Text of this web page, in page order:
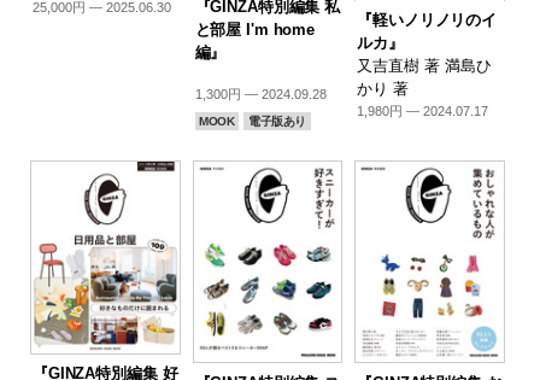
25,000円 — 2025.06.30
『GINZA特別編集 私
と部屋 I'm home
編』
1,300円 — 2024.09.28
MOOK 電子版あり
『軽いノリノリのイ
ルカ』
又吉直樹 著 満島ひ
かり 著
1,980円 — 2024.07.17
『GINZA特別編集 好